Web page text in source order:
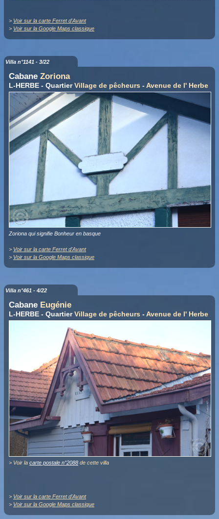
> Voir sur la carte Ferret d'Avant
> Voir sur la Google Maps classique
Villa n°1141 - 3/22
Cabane Zoriona
L-HERBE - QuartierVillage de pêcheurs - Avenue de l' Herbe
Zoriona qui signifie Bonheur en basque
> Voir sur la carte Ferret d'Avant
> Voir sur la Google Maps classique
Villa n°461 - 4/22
Cabane Eugénie
L-HERBE - QuartierVillage de pêcheurs - Avenue de l' Herbe
> Voir la carte postale n°2088 de cette villa
> Voir sur la carte Ferret d'Avant
> Voir sur la Google Maps classique